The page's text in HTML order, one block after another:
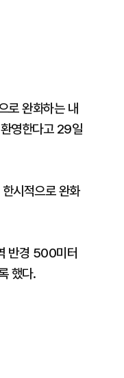
로 완화하는 내
영한다고 29일
시적으로 완화
반경 500미터
했다.